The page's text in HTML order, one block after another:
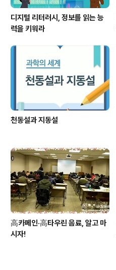
디지털 리터러시, 정보를 읽는 능
력을 키워라
천동설과 지동설
高카페인·高타우린 음료, 알고 마
시자!